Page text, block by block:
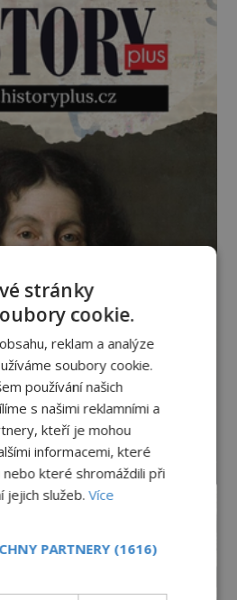
stránky
cookie.
reklam a analýze
soubory cookie.
používání našich
s našimi reklamními a
kteří je mohou
informacemi, které
které shromáždili při
jejich služeb.Více
PARTNERY (1616)